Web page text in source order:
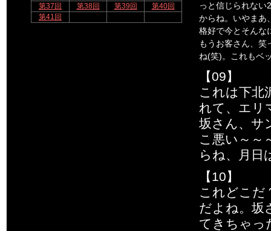
第37回
第38回 第39回
第40回
第41回
っと信じられない
からね。いやまあ
格好で今とそんな
もうお客さん、笑
ね(笑)。これもベ
【09】
これは下北
れて、エリ
坂さん、サ
こ悪い～～
らね、月日
【10】
これどこ
だよね。坂
てきちゃっ